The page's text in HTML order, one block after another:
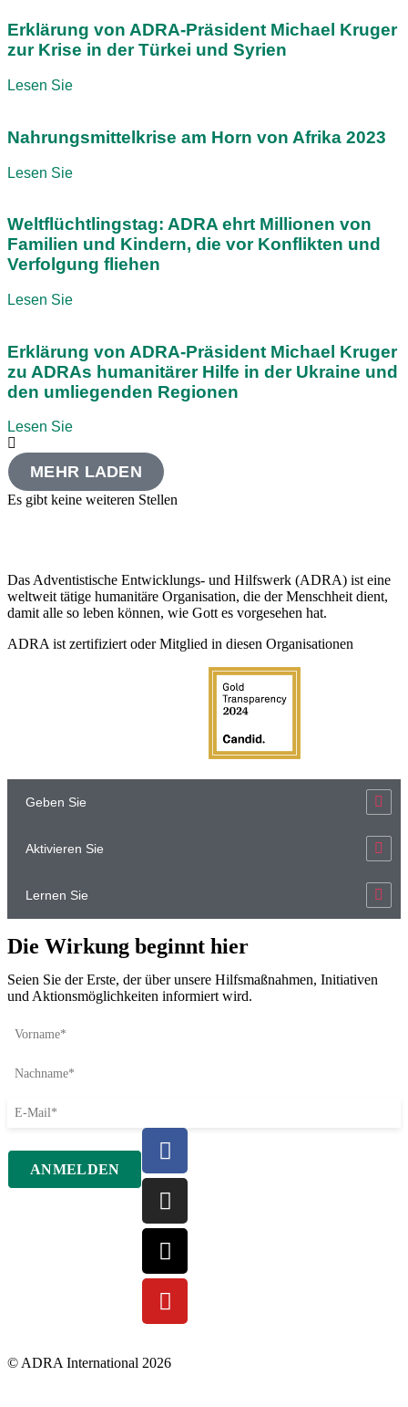
Erklärung von ADRA-Präsident Michael Kruger
zur Krise in der Türkei und Syrien
Lesen Sie
Nahrungsmittelkrise am Horn von Afrika 2023
Lesen Sie
Weltflüchtlingstag: ADRA ehrt Millionen von
Familien und Kindern, die vor Konflikten und
Verfolgung fliehen
Lesen Sie
Erklärung von ADRA-Präsident Michael Kruger
zu ADRAs humanitärer Hilfe in der Ukraine und
den umliegenden Regionen
Lesen Sie
MEHR LADEN
Es gibt keine weiteren Stellen
Das Adventistische Entwicklungs- und Hilfswerk (ADRA) ist eine
weltweit tätige humanitäre Organisation, die der Menschheit dient,
damit alle so leben können, wie Gott es vorgesehen hat.
ADRA ist zertifiziert oder Mitglied in diesen Organisationen
Geben Sie
Aktivieren Sie
Lernen Sie
Die Wirkung beginnt hier
Seien Sie der Erste, der über unsere Hilfsmaßnahmen, Initiativen
und Aktionsmöglichkeiten informiert wird.
© ADRA International 2026